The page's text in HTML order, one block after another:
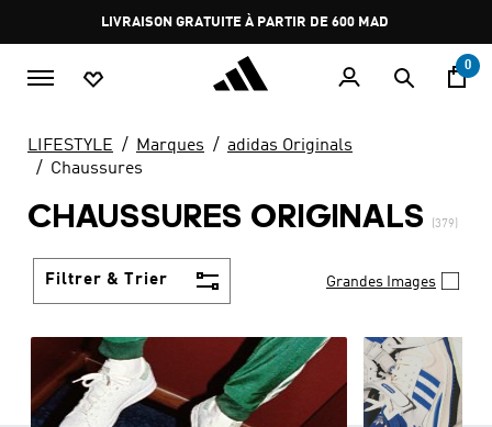
Pause
promotion
rotation
0
LIFESTYLE Marques
adidas Originals
Chaussures
CHAUSSURES ORIGINALS (379)
Filtrer & Trier Grandes Images